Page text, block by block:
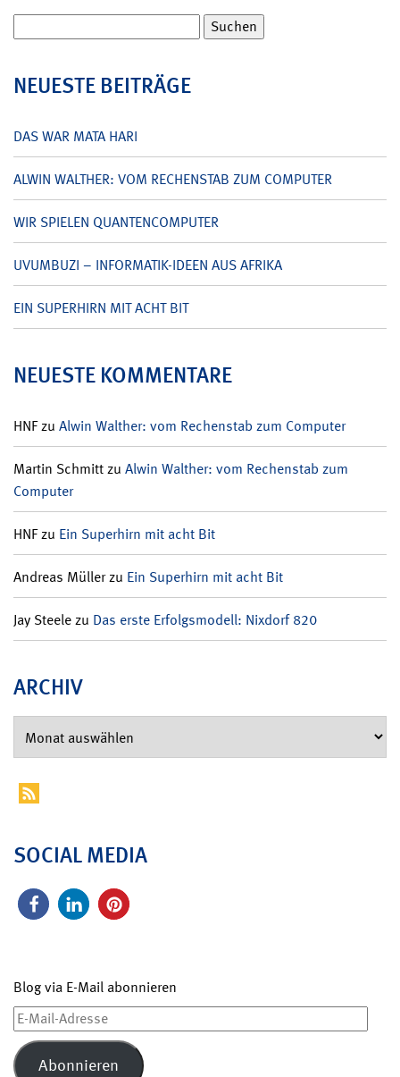
nach:
NEUESTE BEITRÄGE
DAS WAR MATA HARI
ALWIN WALTHER: VOM RECHENSTAB ZUM COMPUTER
WIR SPIELEN QUANTENCOMPUTER
UVUMBUZI – INFORMATIK-IDEEN AUS AFRIKA
EIN SUPERHIRN MIT ACHT BIT
NEUESTE KOMMENTARE
HNFzu Alwin Walther: vom Rechenstab zum Computer
Martin Schmittzu Alwin Walther: vom Rechenstab zum
Computer
HNFzu Ein Superhirn mit acht Bit
Andreas Müllerzu Ein Superhirn mit acht Bit
Jay Steelezu Das erste Erfolgsmodell: Nixdorf 820
ARCHIV
SOCIAL MEDIA
Blog via E-Mail abonnieren
E-
Mail-
Adresse
Abonnieren